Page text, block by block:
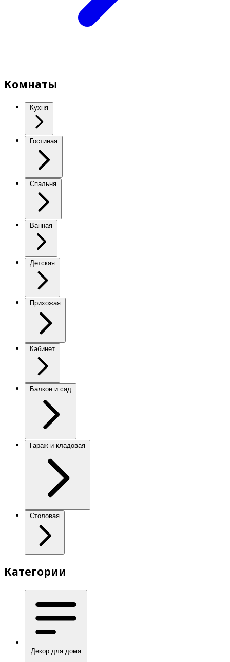
Комнаты
Кухня
Гостиная
Спальня
Ванная
Детская
Прихожая
Кабинет
Балкон и сад
Гараж и кладовая
Столовая
Категории
Декор для дома